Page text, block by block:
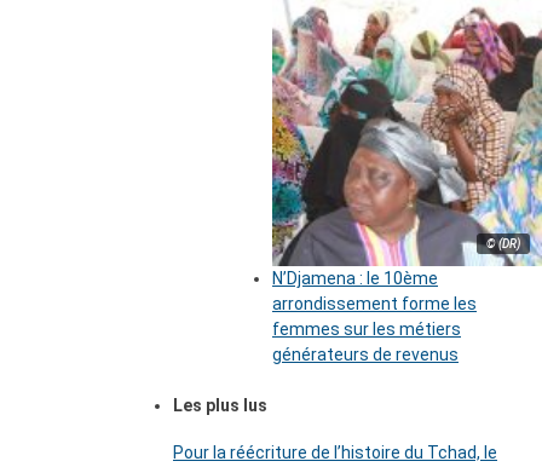
© (DR)
N’Djamena : le 10ème
arrondissement forme les
femmes sur les métiers
générateurs de revenus
Les plus lus
Pour la réécriture de l’histoire du Tchad, le